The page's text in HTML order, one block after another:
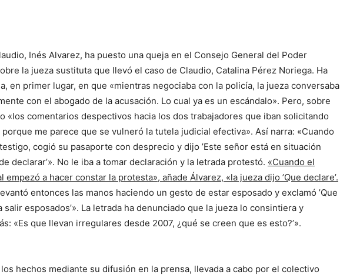
Inés Alvarez, ha puesto una queja en el Consejo General del Poder
la jueza sustituta que llevó el caso de Claudio, Catalina Pérez Noriega. Ha
en primer lugar, en que «mientras negociaba con la policía, la jueza conversaba
con el abogado de la acusación. Lo cual ya es un escándalo». Pero, sobre
«los comentarios despectivos hacia los dos trabajadores que iban solicitando
me parece que se vulneró la tutela judicial efectiva». Así narra: «Cuando
cogió su pasaporte con desprecio y dijo ’Este señor está en situación
declarar’». No le iba a tomar declaración y la letrada protestó. «Cuando el
empezó a hacer constar la protesta», añade Álvarez, «la jueza dijo ’Que declare’.
entonces las manos haciendo un gesto de estar esposado y exclamó ’Que
salir esposados’». La letrada ha denunciado que la jueza lo consintiera y
«Es que llevan irregulares desde 2007, ¿qué se creen que es esto?’».
hechos mediante su difusión en la prensa, llevada a cabo por el colectivo